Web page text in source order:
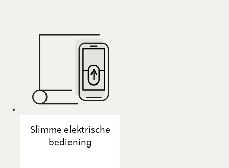
Slimme elektrische
bediening